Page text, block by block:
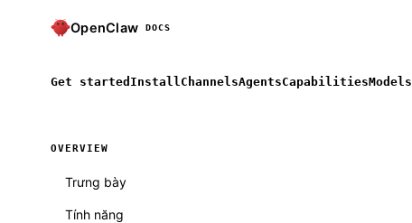
OpenClaw DOCS
Get started Install ChannelsAgentsCapabilitiesModels
OVERVIEW
Trưng bày
Tính năng